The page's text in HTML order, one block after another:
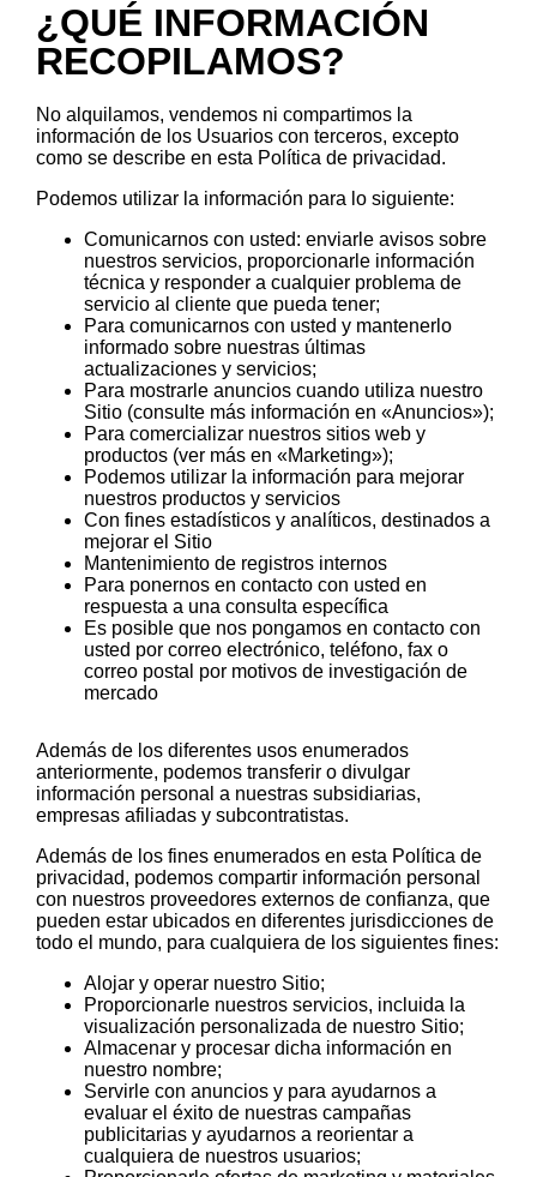
¿QUÉ INFORMACIÓN
RECOPILAMOS?
No alquilamos, vendemos ni compartimos la
información de los Usuarios con terceros, excepto
como se describe en esta Política de privacidad.
Podemos utilizar la información para lo siguiente:
Comunicarnos con usted: enviarle avisos sobre
nuestros servicios, proporcionarle información
técnica y responder a cualquier problema de
servicio al cliente que pueda tener;
Para comunicarnos con usted y mantenerlo
informado sobre nuestras últimas
actualizaciones y servicios;
Para mostrarle anuncios cuando utiliza nuestro
Sitio (consulte más información en «Anuncios»);
Para comercializar nuestros sitios web y
productos (ver más en «Marketing»);
Podemos utilizar la información para mejorar
nuestros productos y servicios
Con fines estadísticos y analíticos, destinados a
mejorar el Sitio
Mantenimiento de registros internos
Para ponernos en contacto con usted en
respuesta a una consulta específica
Es posible que nos pongamos en contacto con
usted por correo electrónico, teléfono, fax o
correo postal por motivos de investigación de
mercado
Además de los diferentes usos enumerados
anteriormente, podemos transferir o divulgar
información personal a nuestras subsidiarias,
empresas afiliadas y subcontratistas.
Además de los fines enumerados en esta Política de
privacidad, podemos compartir información personal
con nuestros proveedores externos de confianza, que
pueden estar ubicados en diferentes jurisdicciones de
todo el mundo, para cualquiera de los siguientes fines:
Alojar y operar nuestro Sitio;
Proporcionarle nuestros servicios, incluida la
visualización personalizada de nuestro Sitio;
Almacenar y procesar dicha información en
nuestro nombre;
Servirle con anuncios y para ayudarnos a
evaluar el éxito de nuestras campañas
publicitarias y ayudarnos a reorientar a
cualquiera de nuestros usuarios;